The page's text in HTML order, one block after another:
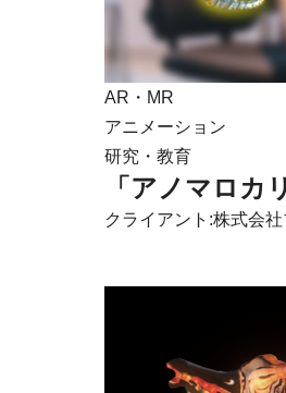
AR・MR
アニメーション
研究・教育
「アノマロカ
クライアント:株式会